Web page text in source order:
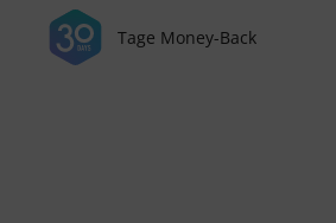
Tage Money-Back